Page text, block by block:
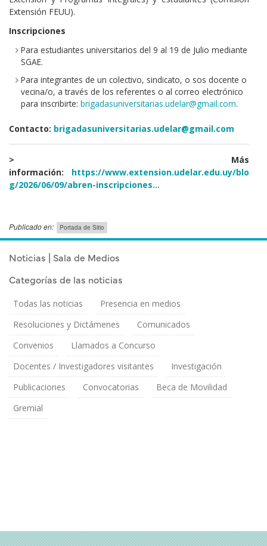
Noticias | Sala de Medios
Categorías de las noticias
Todas las noticias
Presencia en medios
Resoluciones y Dictámenes
Comunicados
Convenios
Llamados a Concurso
Docentes / Investigadores visitantes
Investigación
Publicaciones
Convocatorias
Beca de Movilidad
Gremial
Extensión FEUU).
Inscripciones
Para estudiantes universitarios del 9 al 19 de Julio mediante
SGAE.
Para integrantes de un colectivo, sindicato, o sos docente o
vecina/o, a través de los referentes o al correo electrónico
para inscribirte: brigadasuniversitarias.udelar@gmail.com.
Contacto: brigadasuniversitarias.udelar@gmail.com
> Más
información: https://www.extension.udelar.edu.uy/blo
g/2026/06/09/abren-inscripciones…
Publicado en: Portada de Sitio
Publicado el Miércoles 8 Julio, 2026